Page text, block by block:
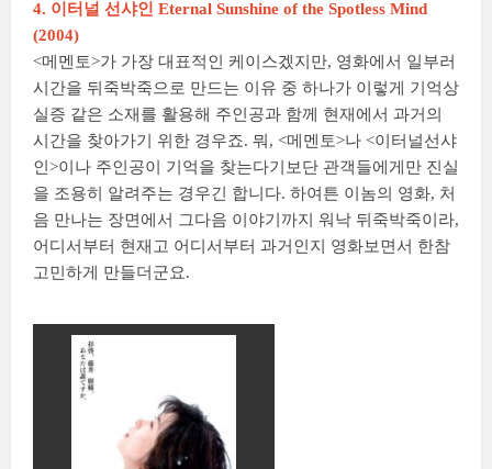
4. 이터널 선샤인 Eternal Sunshine of the Spotless Mind
(2004)
<메멘토>가 가장 대표적인 케이스겠지만, 영화에서 일부러
시간을 뒤죽박죽으로 만드는 이유 중 하나가 이렇게 기억상
실증 같은 소재를 활용해 주인공과 함께 현재에서 과거의
시간을 찾아가기 위한 경우죠. 뭐, <메멘토>나 <이터널선샤
인>이나 주인공이 기억을 찾는다기보단 관객들에게만 진실
을 조용히 알려주는 경우긴 합니다. 하여튼 이놈의 영화, 처
음 만나는 장면에서 그다음 이야기까지 워낙 뒤죽박죽이라,
어디서부터 현재고 어디서부터 과거인지 영화보면서 한참
고민하게 만들더군요.